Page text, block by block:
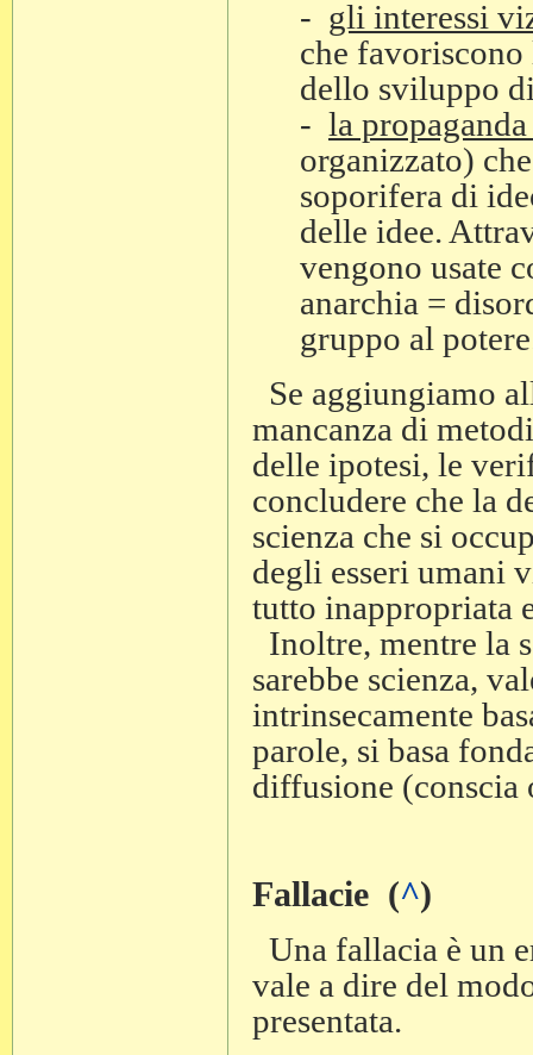
- gli interessi
che
dello sviluppo
- la
organizzato)
soporifera di
delle idee.
vengono usate
anarchia =
gruppo al
Se aggiungiamo
mancanza di
delle ipotesi, le
concludere che la
scienza che si
degli esseri umani
tutto inappropriata
Inoltre, mentre la
sarebbe scienza,
intrinsecamente
parole, si basa
diffusione (conscia
Fallacie (^)
Una fallacia è un
vale a dire del
presentata.